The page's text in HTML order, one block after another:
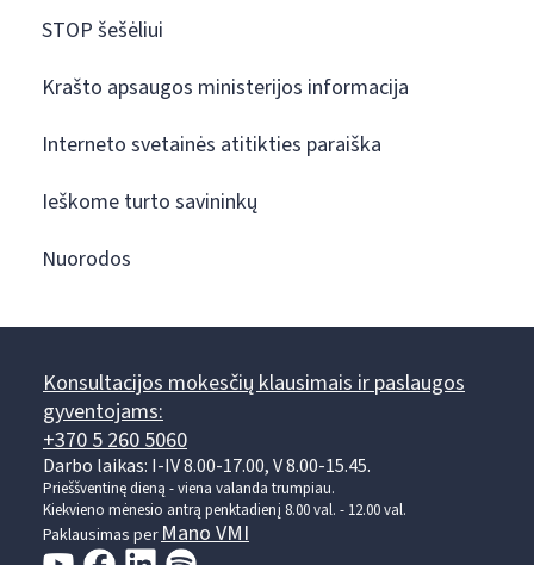
STOP šešėliui
Krašto apsaugos ministerijos informacija
Interneto svetainės atitikties paraiška
Ieškome turto savininkų
Nuorodos
Konsultacijos mokesčių klausimais ir paslaugos
gyventojams:
+370 5 260 5060
Darbo laikas: I-IV 8.00-17.00, V 8.00-15.45.
Prieššventinę dieną - viena valanda trumpiau.
Kiekvieno mėnesio antrą penktadienį 8.00 val. - 12.00 val.
Paklausimas per Mano VMI